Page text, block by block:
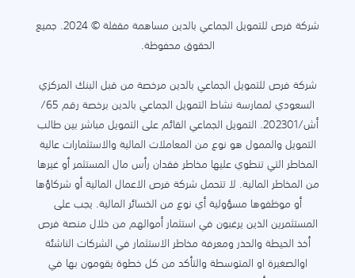
شركة فرص للتمويل الجماعي بالدين مساهمة مقفلة © 2024. جميع
الحقوق محفوظة.
شركة فرص للتمويل الجماعي بالدين مرخصة من قبل البنك المركزي
السعودي لممارسة نشاط التمويل الجماعي بالدين برخصة رقم 65/
أش/202301. التمويل الجماعي القائم على التمويل مباشر بين طالب
التمويل والممول هو نوع من المعاملات المالية والاستثمارات عالية
المخاطر التي تنطوي عليها مخاطر فقدان رأس مال المستثمر أو غيرها
من المخاطر المالية. لا تتحمل شركة فرص الاعمال المالية أو شركاؤها
أو موظفوها مسؤولية أي نوع من الخسائر المالية. يجب على
المستثمرين الذين يرغبون في استثمار أموالهم من خلال منصة فرص
أخذ الحيطة والحذر ومعرفة مخاطر الاستثمار في الشركات الناشئة
اوالصغيرة او المتوسطة والتأكد من كل خطوة يقومون بها في